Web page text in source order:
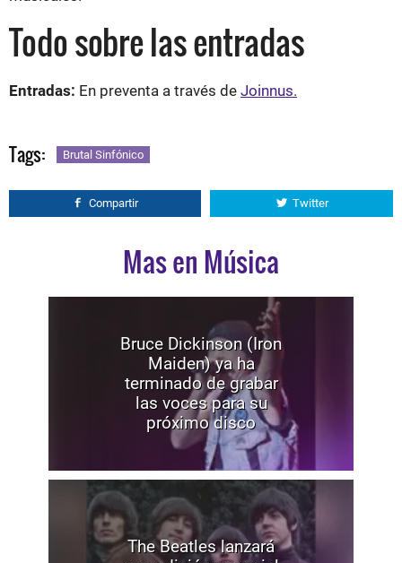
Todo sobre las entradas
Entradas: En preventa a través de Joinnus.
Tags: Brutal Sinfónico
Compartir Twitter
Mas en Música
Bruce Dickinson (Iron
Maiden) ya ha
terminado de grabar
las voces para su
próximo disco
The Beatles lanzará